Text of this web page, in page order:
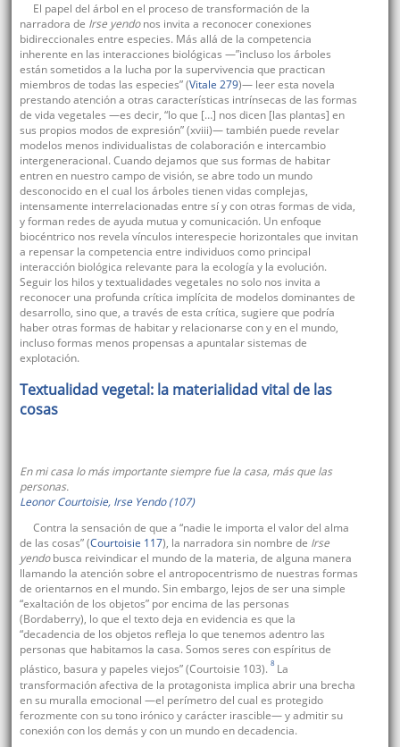
El papel del árbol en el proceso de transformación de la
narradora de Irse yendonos invita a reconocer conexiones
bidireccionales entre especies. Más allá de la competencia
inherente en las interacciones biológicas —”incluso los árboles
están sometidos a la lucha por la supervivencia que practican
miembros de todas las especies” (Vitale 279)— leer esta novela
prestando atención a otras características intrínsecas de las formas
de vida vegetales —es decir, “lo que […] nos dicen [las plantas] en
sus propios modos de expresión” (xviii)— también puede revelar
modelos menos individualistas de colaboración e intercambio
intergeneracional. Cuando dejamos que sus formas de habitar
entren en nuestro campo de visión, se abre todo un mundo
desconocido en el cual los árboles tienen vidas complejas,
intensamente interrelacionadas entre sí y con otras formas de vida,
y forman redes de ayuda mutua y comunicación. Un enfoque
biocéntrico nos revela vínculos interespecie horizontales que invitan
a repensar la competencia entre individuos como principal
interacción biológica relevante para la ecología y la evolución.
Seguir los hilos y textualidades vegetales no solo nos invita a
reconocer una profunda crítica implícita de modelos dominantes de
desarrollo, sino que, a través de esta crítica, sugiere que podría
haber otras formas de habitar y relacionarse con y en el mundo,
incluso formas menos propensas a apuntalar sistemas de
explotación.
Textualidad vegetal: la materialidad vital de las
cosas
En mi casa lo más importante siempre fue la casa, más que las
personas.
Leonor Courtoisie, Irse Yendo(107)
Contra la sensación de que a “nadie le importa el valor del alma
de las cosas” (Courtoisie 117), la narradora sin nombre de Irse
yendobusca reivindicar el mundo de la materia, de alguna manera
llamando la atención sobre el antropocentrismo de nuestras formas
de orientarnos en el mundo. Sin embargo, lejos de ser una simple
“exaltación de los objetos” por encima de las personas
(Bordaberry), lo que el texto deja en evidencia es que la
“decadencia de los objetos refleja lo que tenemos adentro las
personas que habitamos la casa. Somos seres con espíritus de
plástico, basura y papeles viejos” (Courtoisie 103). 8 La
transformación afectiva de la protagonista implica abrir una brecha
en su muralla emocional —el perímetro del cual es protegido
ferozmente con su tono irónico y carácter irascible— y admitir su
conexión con los demás y con un mundo en decadencia.